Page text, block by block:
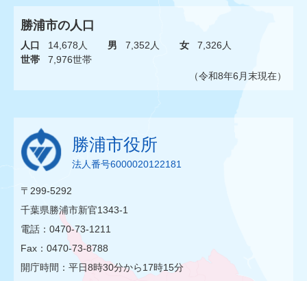
勝浦市の人口
人口 14,678人 男 7,352人 女
7,326人
世帯
7,976世帯
（令和8年6月末現在）
勝浦市役所
法人番号6000020122181
〒299-5292
千葉県勝浦市新官1343-1
電話：0470-73-1211
Fax：0470-73-8788
開庁時間：平日8時30分から17時15分